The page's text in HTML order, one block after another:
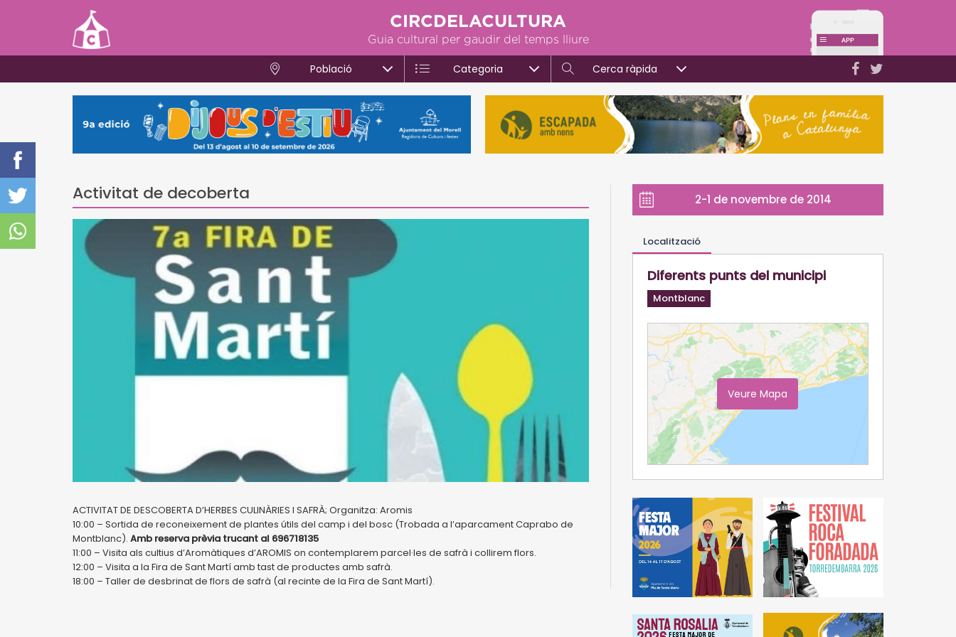
CIRCDELACULTURA
Guia cultural per gaudir del temps lliure
Població Categoria Cerca ràpida
Activitat de decoberta
ACTIVITAT DE DESCOBERTA D’HERBES CULINÀRIES I SAFRÀ; Organitza: Aromis
10:00 – Sortida de reconeixement de plantes útils del camp i del bosc (Trobada a l’aparcament Caprabo de
Montblanc). Amb reserva prèvia trucant al 696718135
11:00 – Visita als cultius d’Aromàtiques d’AROMIS on contemplarem parcel·les de safrà i collirem flors.
12:00 – Visita a la Fira de Sant Martí amb tast de productes amb safrà.
18:00 – Taller de desbrinat de flors de safrà (al recinte de la Fira de Sant Martí).
2-1 de novembre de 2014
Localització
Diferents punts del municipi
Montblanc
Veure Mapa